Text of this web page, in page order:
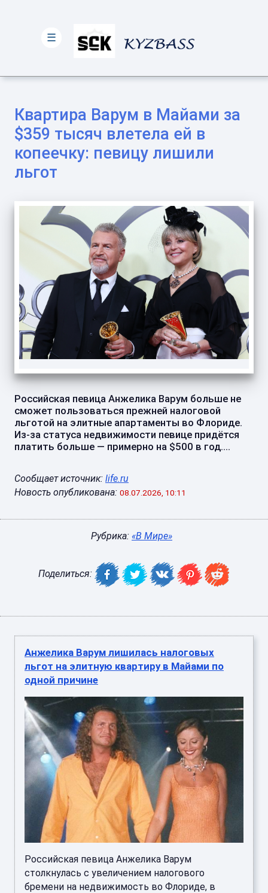
Квартира Варум в Майами за
$359 тысяч влетела ей в
копеечку: певицу лишили
льгот
Российская певица Анжелика Варум больше не
сможет пользоваться прежней налоговой
льготой на элитные апартаменты во Флориде.
Из-за статуса недвижимости певице придётся
платить больше — примерно на $500 в год....
Сообщает источник: life.ru
Новость опубликована: 08.07.2026, 10:11
Рубрика: «В Мире»
Поделиться:
Анжелика Варум лишилась налоговых
льгот на элитную квартиру в Майами по
одной причине
Российская певица Анжелика Варум
столкнулась с увеличением налогового
бремени на недвижимость во Флориде, в
☰